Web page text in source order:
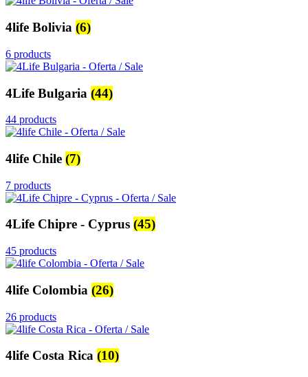
4life Bolivia (6)
6 products
4Life Bulgaria (44)
44 products
4life Chile (7)
7 products
4Life Chipre - Cyprus (45)
45 products
4life Colombia (26)
26 products
4life Costa Rica (10)